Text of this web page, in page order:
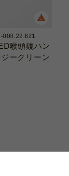
008.22.821
喉頭鏡ハン
ジークリーン